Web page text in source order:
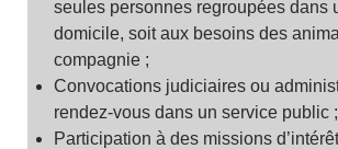
seules personnes regroupées dans
domicile, soit aux besoins des
compagnie ;
Convocations judiciaires ou
rendez-vous dans un service public ;
Participation à des missions